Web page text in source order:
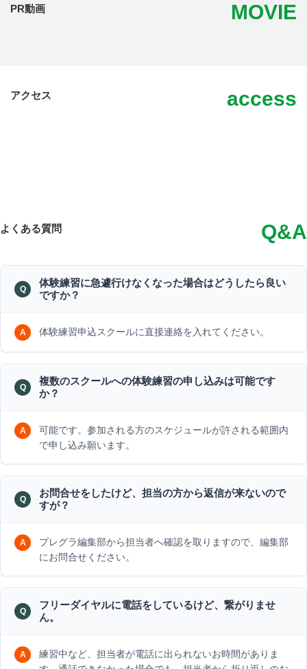
PR動画 MOVIE
アクセス access
よくある質問 Q&A
体験練習に急遽行けなくなった場合はどうしたら良い
ですか？
体験練習申込スクールに直接連絡を入れてください。
複数のスクールへの体験練習の申し込みは可能です
か？
可能です。参加される方のスケジュールが許される範囲内
で申し込み願います。
お問合せをしたけど、担当の方から返信が来ないので
すが？
プレグラ編集部から担当者へ確認を取りますので、編集部
にお問合せください。
フリーダイヤルに電話をしているけど、繋がりませ
ん。
練習中など、担当者が電話に出られないお時間がありま